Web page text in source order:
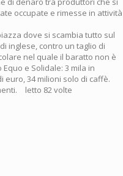
occupate e rimesse in attività
dove si scambia tutto sul
inglese, contro un taglio di
nel quale il baratto non è
e Solidale: 3 mila in
euro, 34 milioni solo di caffè.
letto 82 volte